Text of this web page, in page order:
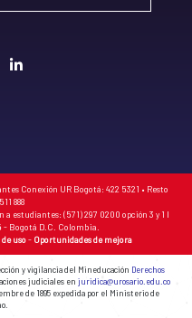
Conexión UR Bogotá: 422 5321 • Resto
888
a estudiantes: (571) 297 0200 opción 3 y 1 I
- Bogotá D.C. Colombia.
uso- Oportunidades de mejora
y vigilancia del Mineducación Derechos
judiciales en juridica@urosario.edu.co
de 1895 expedida por el Ministerio de